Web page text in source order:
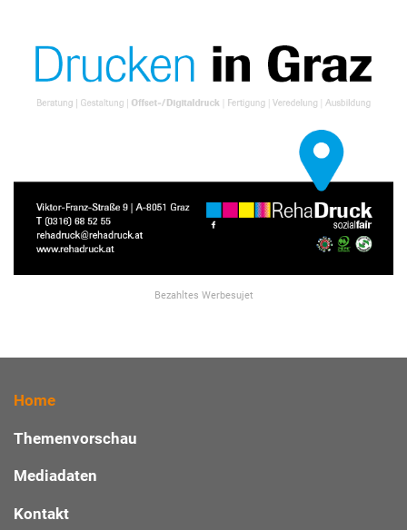
Bezahltes Werbesujet
Home
Themenvorschau
Mediadaten
Kontakt